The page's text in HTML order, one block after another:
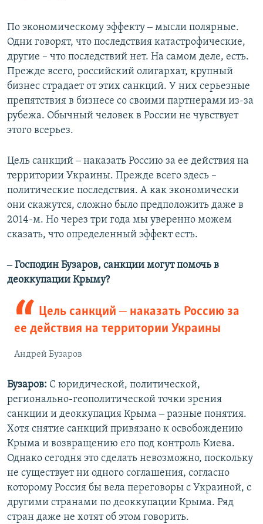
По экономическому эффекту ‒ мысли полярные.
Одни говорят, что последствия катастрофические,
другие – что последствий нет. На самом деле, есть.
Прежде всего, российский олигархат, крупный
бизнес страдает от этих санкций. У них серьезные
препятствия в бизнесе со своими партнерами из-за
рубежа. Обычный человек в России не чувствует
этого всерьез.
Цель санкций ‒ наказать Россию за ее действия на
территории Украины. Прежде всего здесь –
политические последствия. А как экономически
они скажутся, сложно было предположить даже в
2014-м. Но через три года мы уверенно можем
сказать, что определенный эффект есть.
‒ Господин Бузаров, санкции могут помочь в
деоккупации Крыму?
Цель санкций ‒ наказать Россию за
ее действия на территории Украины
Андрей Бузаров
Бузаров: С юридической, политической,
регионально-геополитической точки зрения
санкции и деоккупация Крыма ‒ разные понятия.
Хотя снятие санкций привязано к освобождению
Крыма и возвращению его под контроль Киева.
Однако сегодня это сделать невозможно, поскольку
не существует ни одного соглашения, согласно
которому Россия бы вела переговоры с Украиной, с
другими странами по деоккупации Крыма. Ряд
стран даже не хотят об этом говорить.